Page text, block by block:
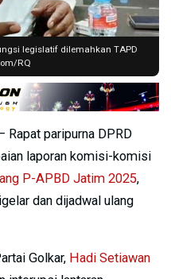
legislatif dilemahkan TAPD
RQ
Rapat paripurna DPRD
laporan komisi-komisi
P-APBD Jatim 2025,
dan dijadwal ulang
Golkar, Hadi Setiawan